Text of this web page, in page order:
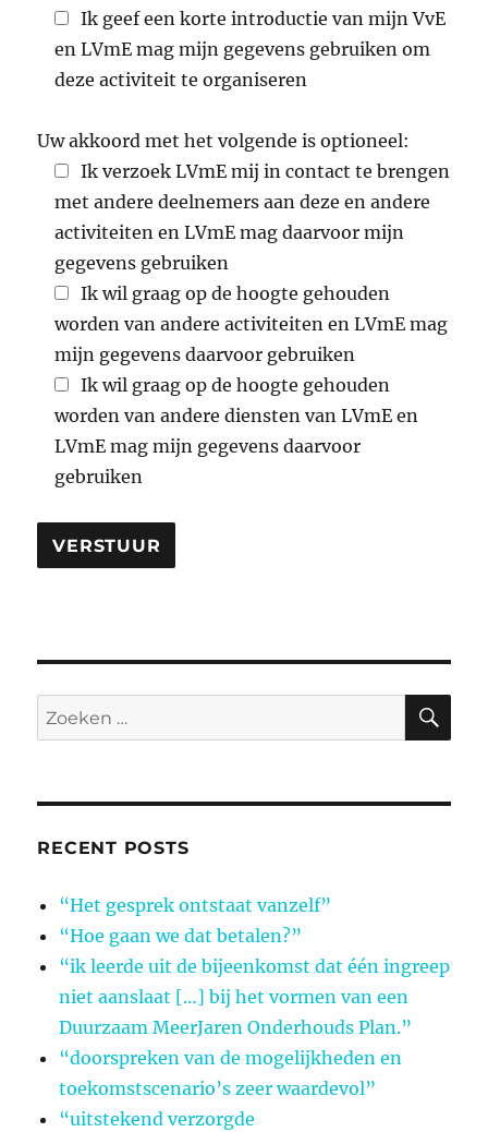
Ik geef een korte introductie van mijn VvE
en LVmE mag mijn gegevens gebruiken om
deze activiteit te organiseren
Uw akkoord met het volgende is optioneel:
Ik verzoek LVmE mij in contact te brengen
met andere deelnemers aan deze en andere
activiteiten en LVmE mag daarvoor mijn
gegevens gebruiken
Ik wil graag op de hoogte gehouden
worden van andere activiteiten en LVmE mag
mijn gegevens daarvoor gebruiken
Ik wil graag op de hoogte gehouden
worden van andere diensten van LVmE en
LVmE mag mijn gegevens daarvoor
gebruiken
Zoeken
naar:
RECENT POSTS
“Het gesprek ontstaat vanzelf”
“Hoe gaan we dat betalen?”
“ik leerde uit de bijeenkomst dat één ingreep
niet aanslaat […] bij het vormen van een
Duurzaam MeerJaren Onderhouds Plan.”
“doorspreken van de mogelijkheden en
toekomstscenario’s zeer waardevol”
“uitstekend verzorgde